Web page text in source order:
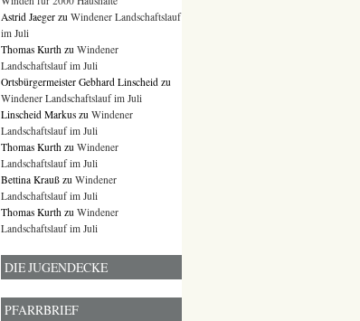
Astrid Jaeger zu Windener Landschaftslauf
im Juli
Thomas Kurth zu Windener
Landschaftslauf im Juli
Ortsbürgermeister Gebhard Linscheid zu
Windener Landschaftslauf im Juli
Linscheid Markus zu Windener
Landschaftslauf im Juli
Thomas Kurth zu Windener
Landschaftslauf im Juli
Bettina Krauß zu Windener
Landschaftslauf im Juli
Thomas Kurth zu Windener
Landschaftslauf im Juli
DIE JUGENDECKE
PFARRBRIEF